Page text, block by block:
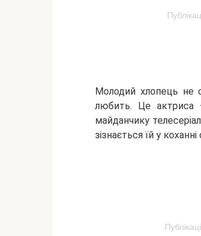
Молодий хлопець не
любить. Це актриса
майданчику
зізнається їй у